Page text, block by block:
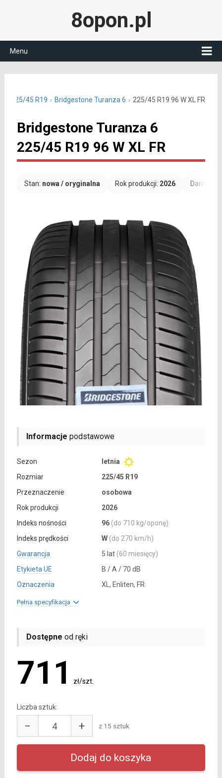
8opon.pl
Menu
225/45 R19 Bridgestone Turanza 6 225/45 R19 96 W XL FR
Bridgestone Turanza 6
225/45 R19 96 W XL FR
Stan: nowa / oryginalna Rok produkcji: 2026
Informacje podstawowe
Sezon
letnia
Rozmiar
225/45 R19
Przeznaczenie
osobowa
Rok produkcji
2026
Indeks nośności
96 (do 710 kg/oponę)
Indeks prędkości
W (do 270 km/h)
Gwarancja
5 lat (60 miesięcy)
Etykieta UE
B / A / 70 dB
Oznaczenia
XL, Enliten, FR
Pełna specyfikacja
Dostępne od ręki
711 zł/szt.
Liczba sztuk:
− + z 15 sztuk